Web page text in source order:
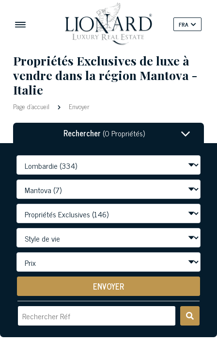
FRA
Propriétés Exclusives de luxe à
vendre dans la région Mantova -
Italie
Page d'accueil Envoyer
Rechercher (0 Propriétés)
ENVOYER